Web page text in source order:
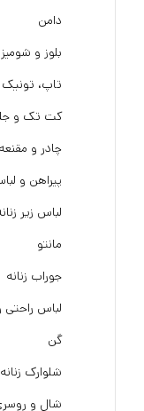
دامن
بلوز و شومیز
تاپ، تونیک
کت تک و
چادر و مقنعه
پیراهن و
لباس زیر
مانتو
جوراب زنانه
لباس راحتی
گن
شلوارک زنانه
شال و